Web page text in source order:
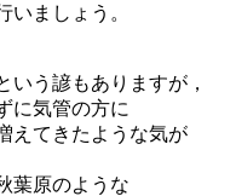
いましょう。
いう諺もありますが，
に気管の方に
えてきたような気が
葉原のような